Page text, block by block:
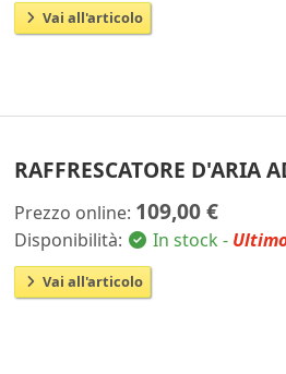
Vai all'articolo
RAFFRESCATORE D'ARIA
Prezzo online: 109,00 €
Disponibilità: In stock -
Vai all'articolo